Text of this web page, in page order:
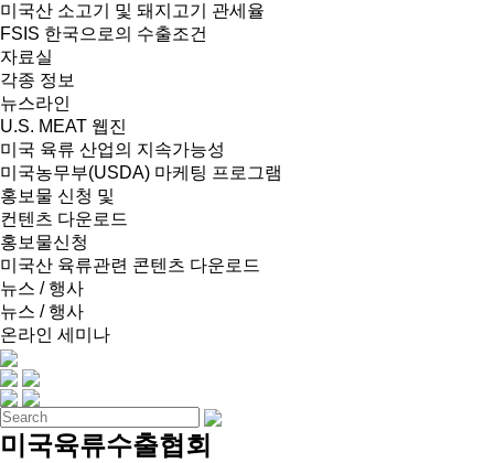
미국산 소고기 및 돼지고기 관세율
FSIS 한국으로의 수출조건
자료실
각종 정보
뉴스라인
U.S. MEAT 웹진
미국 육류 산업의 지속가능성
미국농무부(USDA) 마케팅 프로그램
홍보물 신청 및
컨텐츠 다운로드
홍보물신청
미국산 육류관련 콘텐츠 다운로드
뉴스 / 행사
뉴스 / 행사
온라인 세미나
미국육류수출협회